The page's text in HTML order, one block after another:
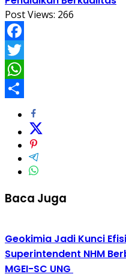
Post Views: 266
Facebook
Twitter
WhatsApp
Baca Juga
Geokimia Jadi Kunci
Superintendent NHM
MGEI-SC UNG